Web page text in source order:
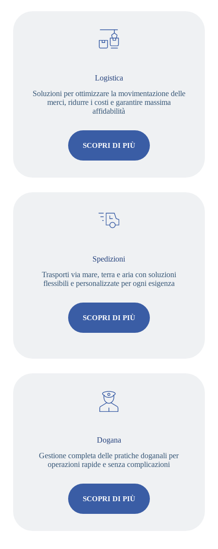
Logistica
Soluzioni per ottimizzare la movimentazione delle
merci, ridurre i costi e garantire massima
affidabilità
SCOPRI DI PIÙ
Spedizioni
Trasporti via mare, terra e aria con soluzioni
flessibili e personalizzate per ogni esigenza
SCOPRI DI PIÙ
Dogana
Gestione completa delle pratiche doganali per
operazioni rapide e senza complicazioni
SCOPRI DI PIÙ